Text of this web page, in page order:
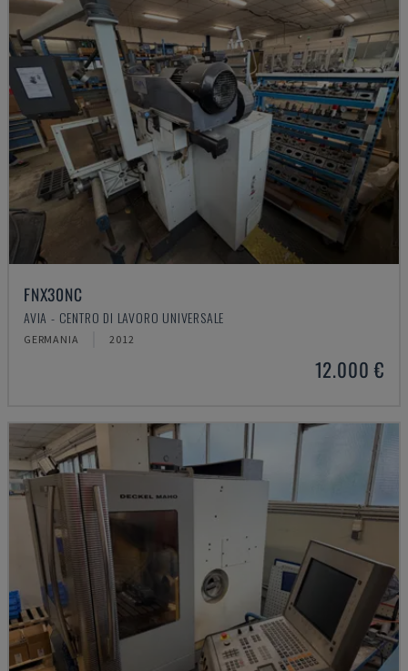
FNX30NC
AVIA - CENTRO DI LAVORO UNIVERSALE
GERMANIA 2012
12.000 €